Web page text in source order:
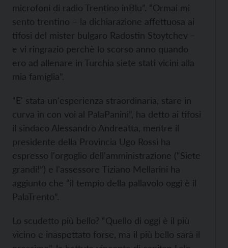
microfoni di radio Trentino inBlu”. “Ormai mi
sento trentino – la dichiarazione affettuosa ai
tifosi del mister bulgaro Radostin Stoytchev –
e vi ringrazio perchè lo scorso anno quando
ero ad allenare in Turchia siete stati vicini alla
mia famiglia”.
“E' stata un'esperienza straordinaria, stare in
curva in con voi al PalaPanini”, ha detto ai tifosi
il sindaco Alessandro Andreatta, mentre il
presidente della Provincia Ugo Rossi ha
espresso l'orgoglio dell'amministrazione (“Siete
grandi!”) e l'assessore Tiziano Mellarini ha
aggiunto che “il tempio della pallavolo oggi è il
PalaTrento”.
Lo scudetto più bello? “Quello di oggi è il più
vicino e inaspettato forse, ma il più bello sarà il